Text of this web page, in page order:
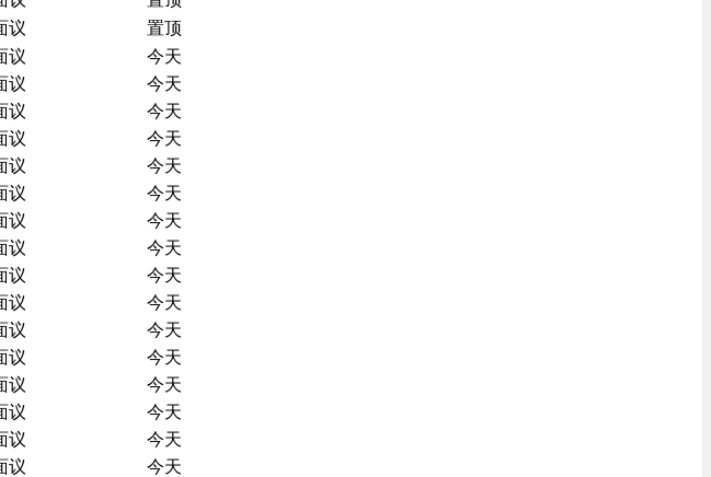
议
置顶
议
今天
议
今天
议
今天
议
今天
议
今天
议
今天
议
今天
议
今天
议
今天
议
今天
议
今天
议
今天
议
今天
议
今天
议
今天
议
今天